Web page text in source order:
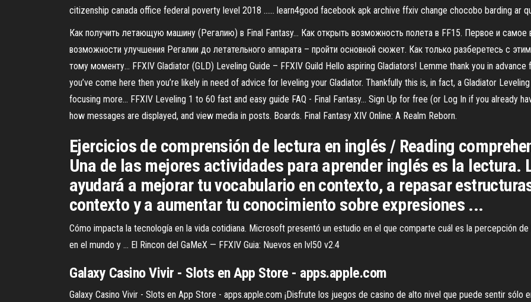
citizenship canada office federal poverty level 2018 ...... learn4good facebook apk archive ffxiv change chocobo barding ar
Как получить летающую машину (Регалию) в Final Fantasy… Как открыть возможность полета в FF15. Первое и
возможности улучшения Регалии до летательного аппарата – пройти основной сюжет. Как только разберетесь с
тому моменту... FFXIV Gladiator (GLD) Leveling Guide – FFXIV Guild Hello aspiring Gladiators! Lemme thank you in
you’ve come here then you’re likely in need of advice for leveling your Gladiator. Thankfully this is, in fact, a Gladiator
focusing more... FFXIV Leveling 1 to 60 fast and easy guide FAQ - Final Fantasy… Sign Up for free (or Log In if you already
how messages are displayed, and view media in posts. Boards. Final Fantasy XIV Online: A Realm Reborn.
Ejercicios de comprensión de lectura en inglés / Reading
Una de las mejores actividades para aprender inglés es la lectura.
ayudará a mejorar tu vocabulario en contexto, a repasar
contexto y a aumentar tu conocimiento sobre expresiones ...
Cómo impacta la tecnología en la vida cotidiana. Microsoft presentó un estudio en el que comparte cuál es la percepción
en el mundo y ... El Rincon del GaMeX — FFXIV Guia: Nuevos en lvl50 v2.4
‎Galaxy Casino Vivir - Slots en App Store - apps.apple.com
‎Galaxy Casino Vivir - Slots en App Store - apps.apple.com ¡Disfrute los juegos de casino de alto nivel que puede sentir sólo